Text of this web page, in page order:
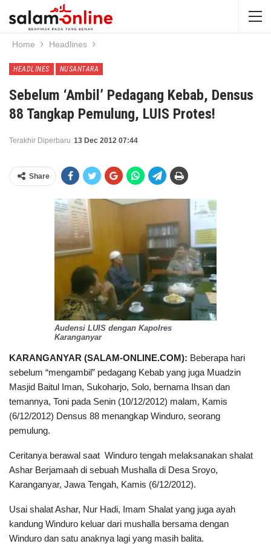
Home Headlines
HEADLINES NUSANTARA
Sebelum ‘Ambil’ Pedagang Kebab, Densus
88 Tangkap Pemulung, LUIS Protes!
Terakhir Diperbaru 13 Dec 2012 07:44
Share
Audensi LUIS dengan Kapolres
Karanganyar
KARANGANYAR (SALAM-ONLINE.COM): Beberapa hari
sebelum “mengambil” pedagang Kebab yang juga Muadzin
Masjid Baitul Iman, Sukoharjo, Solo, bernama Ihsan dan
temannya, Toni pada Senin (10/12/2012) malam, Kamis
(6/12/2012) Densus 88 menangkap Winduro, seorang
pemulung.
Ceritanya berawal saat Winduro tengah melaksanakan shalat
Ashar Berjamaah di sebuah Mushalla di Desa Sroyo,
Karanganyar, Jawa Tengah, Kamis (6/12/2012).
Usai shalat Ashar, Nur Hadi, Imam Shalat yang juga ayah
kandung Winduro keluar dari mushalla bersama dengan
Winduro dan satu anaknya lagi yang masih balita.